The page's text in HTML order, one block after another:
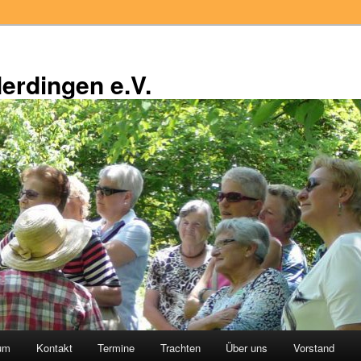
e.V.
Kontakt Termine Trachten Über uns Vorstand